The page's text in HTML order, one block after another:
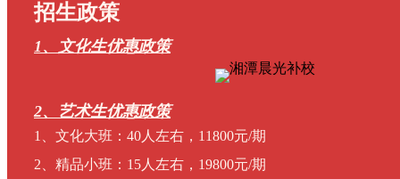
招生政策
1、文化生优惠政策
2、艺术生优惠政策
1、文化大班：40人左右，11800元/期
2、精品小班：15人左右，19800元/期